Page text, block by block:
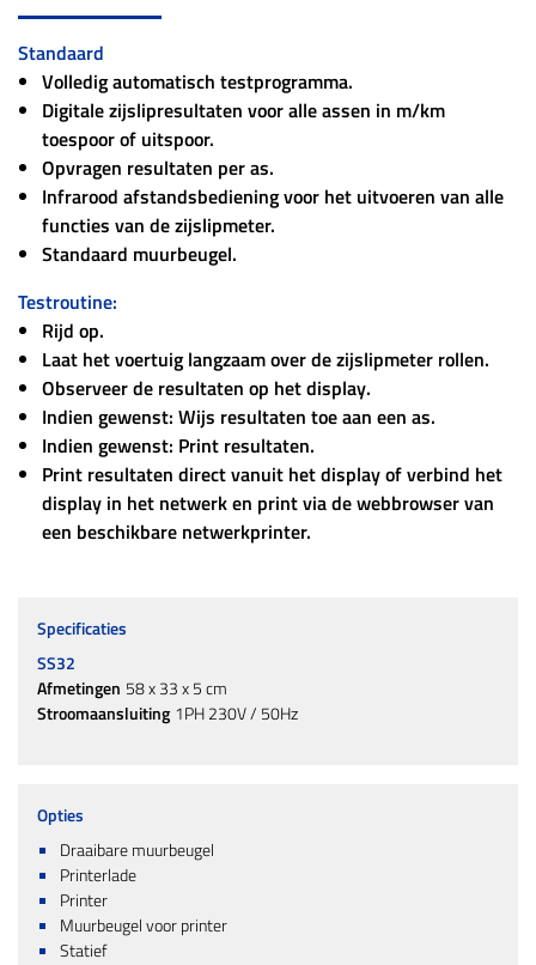
Standaard
Volledig automatisch testprogramma.
Digitale zijslipresultaten voor alle assen in m/km
toespoor of uitspoor.
Opvragen resultaten per as.
Infrarood afstandsbediening voor het uitvoeren van alle
functies van de zijslipmeter.
Standaard muurbeugel.
Testroutine:
Rijd op.
Laat het voertuig langzaam over de zijslipmeter rollen.
Observeer de resultaten op het display.
Indien gewenst: Wijs resultaten toe aan een as.
Indien gewenst: Print resultaten.
Print resultaten direct vanuit het display of verbind het
display in het netwerk en print via de webbrowser van
een beschikbare netwerkprinter.
Specificaties
SS32
Afmetingen 58 x 33 x 5 cm
Stroomaansluiting 1PH 230V / 50Hz
Opties
Draaibare muurbeugel
Printerlade
Printer
Muurbeugel voor printer
Statief